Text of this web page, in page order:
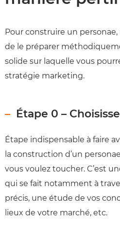
Pour construire un
de le préparer
solide sur laquelle vous
stratégie marketing.
Étape 0 –
Étape indispensable à faire
la construction d’un
vous voulez toucher. C’est
qui se fait notamment à
précis, une étude de vos
lieux de votre marché, etc.